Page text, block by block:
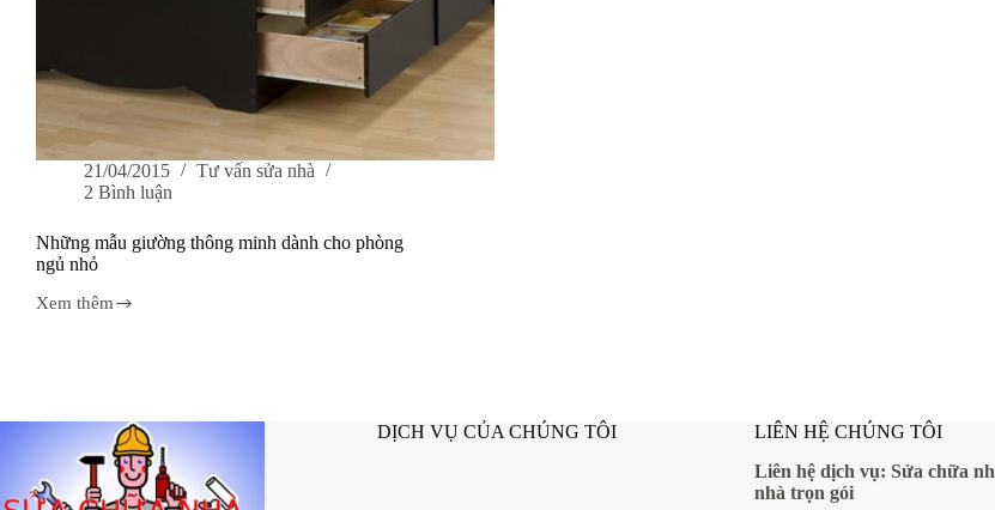
21/04/2015
Tư vấn sửa nhà
2 Bình luận
Những mẫu giường thông minh dành cho phòng
ngủ nhỏ
Xem thêm
Những
phòng
ngủ
nhỏ
DỊCH VỤ CỦA CHÚNG TÔI
LIÊN HỆ CHÚNG TÔI
Liên hệ dịch vụ: Sửa chữa
nhà trọn gói